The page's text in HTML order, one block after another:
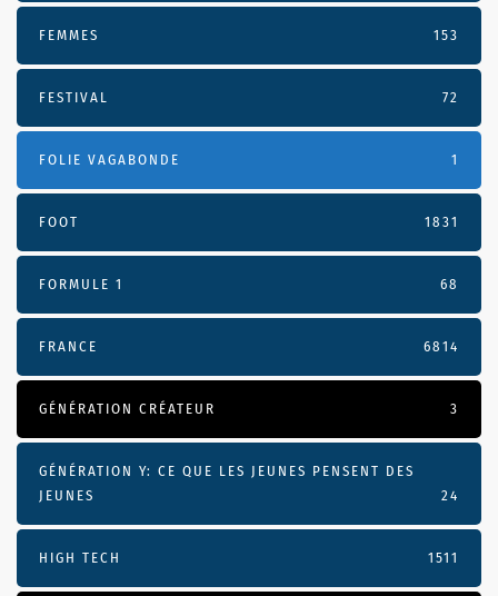
FEMMES 153
FESTIVAL 72
FOLIE VAGABONDE 1
FOOT 1831
FORMULE 1 68
FRANCE 6814
GÉNÉRATION CRÉATEUR 3
GÉNÉRATION Y: CE QUE LES JEUNES PENSENT DES
JEUNES
24
HIGH TECH 1511